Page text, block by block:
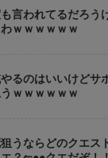
も言われてるだろう
ｗｗｗｗｗｗ
やるのはいいけどサ
ｗｗｗｗｗｗ
狙うならどのクエス